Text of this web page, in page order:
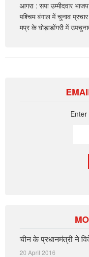
आगरा : सपा उम्मीदवार
पश्चिम बंगाल में चुनाव
मप्र के घोड़ाडोंगरी में
चीन के प्रधानमंत्री ने
20 April 2016